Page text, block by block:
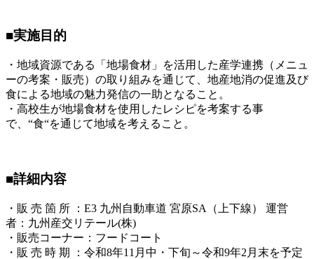
■実施目的
・地域資源である「地場食材」を活用した産学連携（メニュ
ーの考案・販売）の取り組みを通じて、地産地消の促進及び
食による地域の魅力発信の一助となること。
・高校生が地場食材を使用したレシピを考案する事
で、“食“を通じて地域を考えること。
■詳細内容
・販 売 箇 所 ：E3 九州自動車道 宮原SA（上下線） 運営
者：九州産交リテール(株)
・販売コーナー：フードコート
・販 売 時 期 ：令和8年11月中・下旬～令和9年2月末を予定